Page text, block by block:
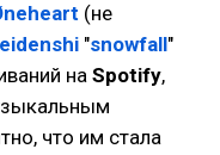
(не
"snowfall"
наSpotify,
что им стала